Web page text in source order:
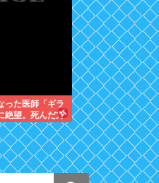
った医師「ギラ
絶望。死んだ方